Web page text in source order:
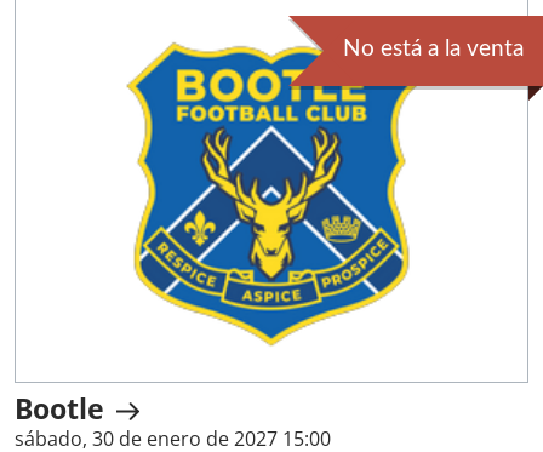
No está a la venta
Bootle
sábado, 30 de enero de 2027 15:00